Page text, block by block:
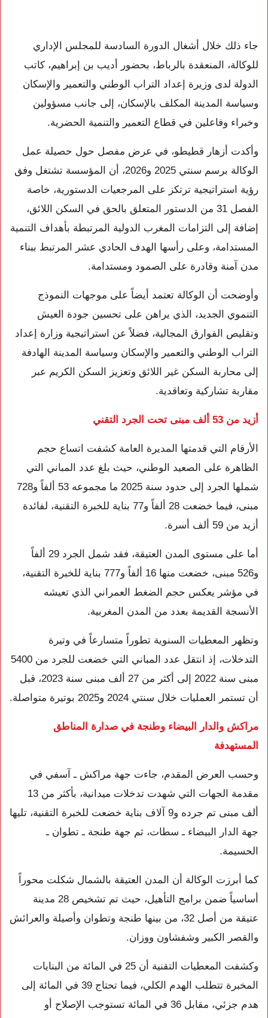
جاء ذلك خلال أشغال الدورة السادسة للمجلس الإداري
للوكالة، المنعقدة بالرباط، بحضور أديب بن إبراهيم، كاتب
الدولة لدى وزيرة إعداد التراب الوطني والتعمير والإسكان
وسياسة المدينة المكلف بالإسكان، إلى جانب مسؤولين
وخبراء وفاعلين في قطاع التعمير والتنمية الحضرية.
وأكدت أزهار قطيطو، في عرض مفصل حول حصيلة عمل
الوكالة برسم سنتي 2025 و2026، أن المؤسسة تشتغل وفق
رؤية استراتيجية ترتكز على المرجعيات الدستورية، خاصة
الفصل 31 من الدستور المتعلق بالحق في السكن اللائق،
إضافة إلى التزامات المغرب الدولية المرتبطة بأهداف التنمية
المستدامة، وعلى رأسها الهدف الحادي عشر المرتبط ببناء
مدن آمنة وقادرة على الصمود ومستدامة.
وأوضحت أن الوكالة تعتمد أيضاً على موجهات النموذج
التنموي الجديد، الذي يراهن على تحسين جودة العيش
وتقليص الفوارق المجالية، فضلاً عن استراتيجية وزارة إعداد
التراب الوطني والتعمير والإسكان وسياسة المدينة الهادفة
إلى محاربة السكن غير اللائق وتعزيز السكن الكريم عبر
مقاربة تشاركية وتعاقدية.
أزيد من 53 ألف مبنى تحت الجرد التقني
الأرقام التي قدمتها المديرة العامة كشفت اتساع حجم
الظاهرة على الصعيد الوطني، حيث بلغ عدد المباني التي
شملها الجرد إلى حدود سنة 2025 ما مجموعه 53 ألفاً و728
مبنى، فيما خضعت 28 ألفاً و77 بناية للخبرة التقنية، لفائدة
أزيد من 59 ألف أسرة.
أما على مستوى المدن العتيقة، فقد شمل الجرد 29 ألفاً
و526 مبنى، خضعت منها 16 ألفاً و777 بناية للخبرة التقنية،
في مؤشر يعكس حجم الضغط العمراني الذي تعيشه
الأنسجة القديمة بعدد من المدن المغربية.
وتظهر المعطيات السنوية تطوراً متسارعاً في وتيرة
التدخلات، إذ انتقل عدد المباني التي خضعت للجرد من 5400
مبنى سنة 2022 إلى أكثر من 27 ألف مبنى سنة 2023، قبل
أن تستمر العمليات خلال سنتي 2024 و2025 بوتيرة متواصلة.
مراكش والدار البيضاء وطنجة في صدارة المناطق
المستهدفة
وحسب العرض المقدم، جاءت جهة مراكش ـ آسفي في
مقدمة الجهات التي شهدت تدخلات ميدانية، بأكثر من 13
ألف مبنى تم جرده و9 آلاف بناية خضعت للخبرة التقنية، تليها
جهة الدار البيضاء ـ سطات، ثم جهة طنجة ـ تطوان ـ
الحسيمة.
كما أبرزت الوكالة أن المدن العتيقة بالشمال شكلت محوراً
أساسياً ضمن برامج التأهيل، حيث تم تشخيص 28 مدينة
عتيقة من أصل 32، من بينها طنجة وتطوان وأصيلة والعرائش
والقصر الكبير وشفشاون ووزان.
وكشفت المعطيات التقنية أن 25 في المائة من البنايات
المخبرة تتطلب الهدم الكلي، فيما تحتاج 39 في المائة إلى
هدم جزئي، مقابل 36 في المائة تستوجب الإصلاح أو